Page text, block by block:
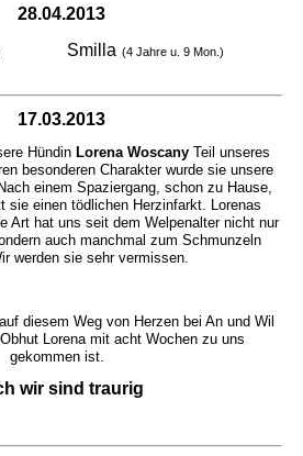
28.04.2013
Smilla (4 Jahre u. 9 Mon.)
17.03.2013
Hündin Lorena WoscanyTeil unseres
besonderen Charakter wurde sie unsere
einem Spaziergang, schon zu Hause,
sie einen tödlichen Herzinfarkt. Lorenas
Art hat uns seit dem Welpenalter nicht nur
auch manchmal zum Schmunzeln
werden sie sehr vermissen.
diesem Weg von Herzen bei An und Wil
Lorena mit acht Wochen zu uns
gekommen ist.
wir sind traurig